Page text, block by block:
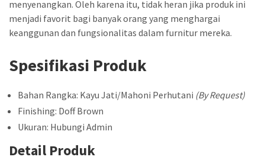
menyenangkan. Oleh karena itu, tidak heran jika produk ini
menjadi favorit bagi banyak orang yang menghargai
keanggunan dan fungsionalitas dalam furnitur mereka.
Spesifikasi Produk
Bahan Rangka: Kayu Jati/Mahoni Perhutani (By Request)
Finishing: Doff Brown
Ukuran: Hubungi Admin
Detail Produk